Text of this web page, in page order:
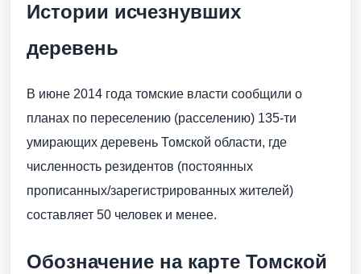
Истории исчезнувших
деревень
В июне 2014 года томские власти сообщили о
планах по переселению (расселению) 135-ти
умирающих деревень Томской области, где
численность резидентов (постоянных
прописанных/зарегистрированных жителей)
составляет 50 человек и менее.
Обозначение на карте Томской